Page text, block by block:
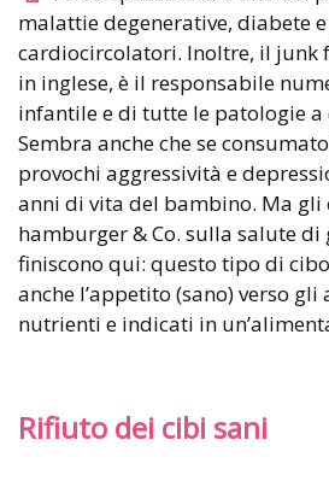
malattie degenerative, diabete
cardiocircolatori. Inoltre, il junk
in inglese, è il responsabile
infantile e di tutte le patologie a
Sembra anche che se
provochi aggressività e
anni di vita del bambino. Ma gli
hamburger & Co. sulla salute
finiscono qui: questo tipo di
anche l’appetito (sano) verso
nutrienti e indicati in
Rifiuto dei cibi sani